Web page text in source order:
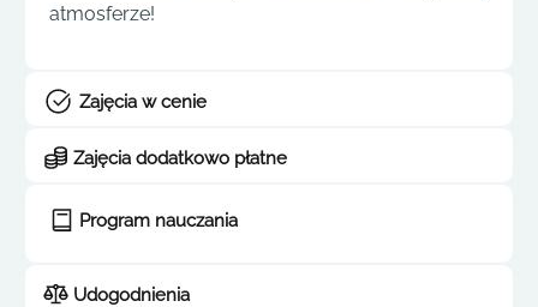
atmosferze!
Zajęcia w cenie
Zajęcia dodatkowo płatne
Program nauczania
Udogodnienia